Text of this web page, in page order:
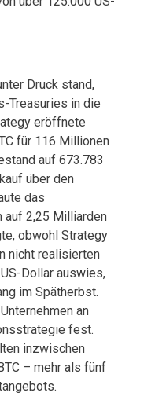
Druck stand,
Treasuries in die
eröffnete
für 116 Millionen
auf 673.783
über den
das
auf 2,25 Milliarden
obwohl Strategy
nicht realisierten
Dollar auswies,
im Spätherbst.
an
fest.
inzwischen
– mehr als fünf